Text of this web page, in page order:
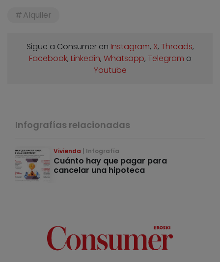
Alquiler
Sigue a Consumer en Instagram, X, Threads,
Facebook, Linkedin, Whatsapp, Telegram o
Youtube
Infografías relacionadas
Vivienda Infografía
Cuánto hay que pagar para
cancelar una hipoteca